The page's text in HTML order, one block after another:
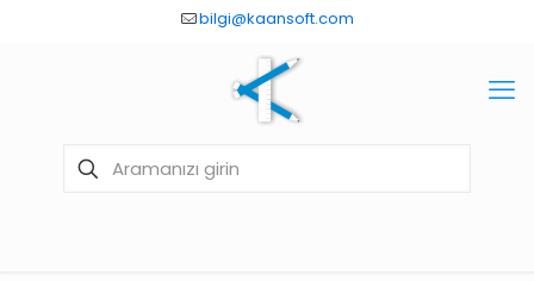
bilgi@kaansoft.com